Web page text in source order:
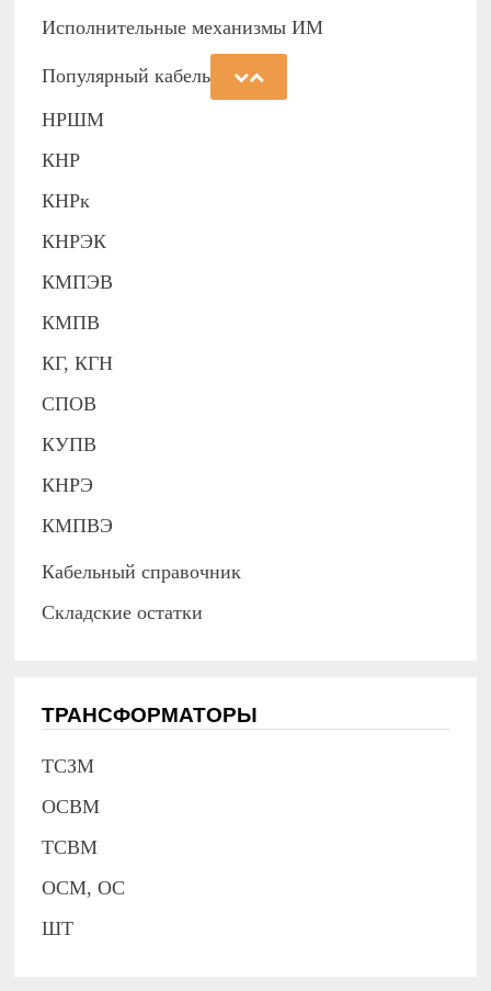
Исполнительные механизмы ИМ
Популярный кабель
НРШМ
КНР
КНРк
КНРЭК
КМПЭВ
КМПВ
КГ, КГН
СПОВ
КУПВ
КНРЭ
КМПВЭ
Кабельный справочник
Складские остатки
ТРАНСФОРМАТОРЫ
ТСЗМ
ОСВМ
ТСВМ
ОСМ, ОС
ШТ